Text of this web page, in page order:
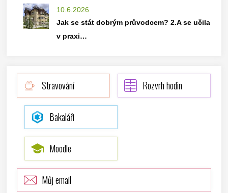
10.6.2026
Jak se stát dobrým průvodcem? 2.A se učila
v praxi…
Stravování Rozvrh hodin
Bakaláři
Moodle
Můj email